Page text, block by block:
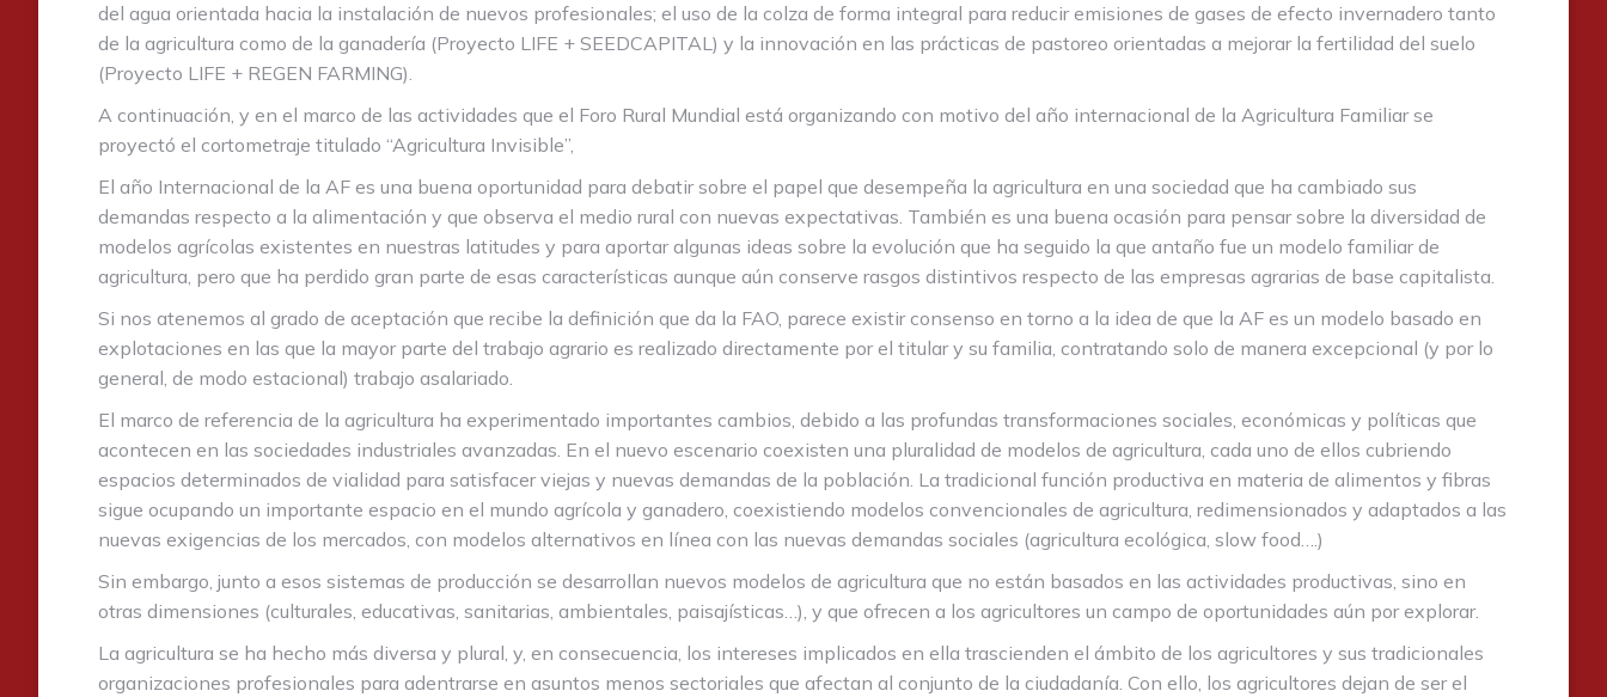
del agua orientada hacia la instalación de nuevos profesionales; el uso de la colza de forma integral para reducir emisiones de gases de efecto invernadero tanto
de la agricultura como de la ganadería (Proyecto LIFE + SEEDCAPITAL) y la innovación en las prácticas de pastoreo orientadas a mejorar la fertilidad del suelo
(Proyecto LIFE + REGEN FARMING).
A continuación, y en el marco de las actividades que el Foro Rural Mundial está organizando con motivo del año internacional de la Agricultura Familiar se
proyectó el cortometraje titulado “Agricultura Invisible”,
El año Internacional de la AF es una buena oportunidad para debatir sobre el papel que desempeña la agricultura en una sociedad que ha cambiado sus
demandas respecto a la alimentación y que observa el medio rural con nuevas expectativas. También es una buena ocasión para pensar sobre la diversidad de
modelos agrícolas existentes en nuestras latitudes y para aportar algunas ideas sobre la evolución que ha seguido la que antaño fue un modelo familiar de
agricultura, pero que ha perdido gran parte de esas características aunque aún conserve rasgos distintivos respecto de las empresas agrarias de base capitalista.
Si nos atenemos al grado de aceptación que recibe la definición que da la FAO, parece existir consenso en torno a la idea de que la AF es un modelo basado en
explotaciones en las que la mayor parte del trabajo agrario es realizado directamente por el titular y su familia, contratando solo de manera excepcional (y por lo
general, de modo estacional) trabajo asalariado.
El marco de referencia de la agricultura ha experimentado importantes cambios, debido a las profundas transformaciones sociales, económicas y políticas que
acontecen en las sociedades industriales avanzadas. En el nuevo escenario coexisten una pluralidad de modelos de agricultura, cada uno de ellos cubriendo
espacios determinados de vialidad para satisfacer viejas y nuevas demandas de la población. La tradicional función productiva en materia de alimentos y fibras
sigue ocupando un importante espacio en el mundo agrícola y ganadero, coexistiendo modelos convencionales de agricultura, redimensionados y adaptados a las
nuevas exigencias de los mercados, con modelos alternativos en línea con las nuevas demandas sociales (agricultura ecológica, slow food….)
Sin embargo, junto a esos sistemas de producción se desarrollan nuevos modelos de agricultura que no están basados en las actividades productivas, sino en
otras dimensiones (culturales, educativas, sanitarias, ambientales, paisajísticas…), y que ofrecen a los agricultores un campo de oportunidades aún por explorar.
La agricultura se ha hecho más diversa y plural, y, en consecuencia, los intereses implicados en ella trascienden el ámbito de los agricultores y sus tradicionales
organizaciones profesionales para adentrarse en asuntos menos sectoriales que afectan al conjunto de la ciudadanía. Con ello, los agricultores dejan de ser el